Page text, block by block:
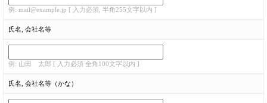
例: mail@example.jp [ 入力必須, 半角255文字以内 ]
氏名, 会社名等
例: 山田 太郎 [ 入力必須 全角100文字以内 ]
氏名, 会社名等（かな）